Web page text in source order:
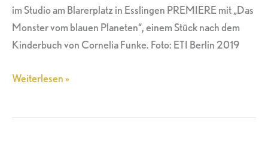
im Studio am Blarerplatz in Esslingen PREMIERE mit „Das
Monster vom blauen Planeten“, einem Stück nach dem
Kinderbuch von Cornelia Funke. Foto: ETI Berlin 2019
Weiterlesen »